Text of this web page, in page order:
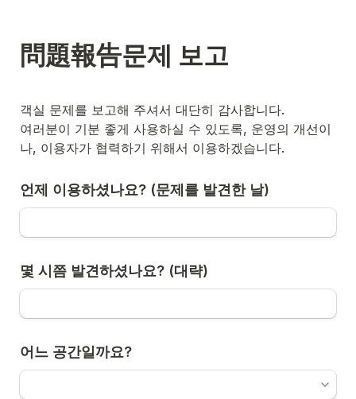
問題報告문제 보고
여러분이 기분 좋게 사용하실 수 있도록, 운영의 개선이
나, 이용자가 협력하기 위해서 이용하겠습니다.
언제 이용하셨나요? (문제를 발견한 날)
몇 시쯤 발견하셨나요? (대략)
어느 공간일까요?